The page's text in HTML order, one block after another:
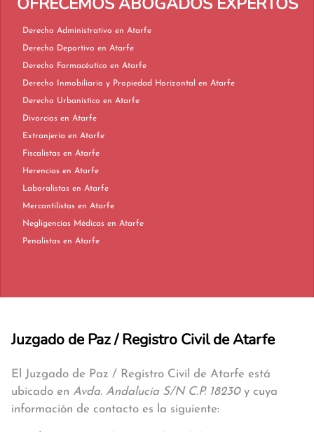
Derecho Administrativo en Atarfe
Derecho Deportivo en Atarfe
Derecho Farmacéutico en Atarfe
Derecho Inmobiliario y Propiedad Horizontal en Atarfe
Derecho Urbanístico en Atarfe
Divorcios en Atarfe
Extranjería en Atarfe
Fiscalistas en Atarfe
Herencias en Atarfe
Laboralistas en Atarfe
Mercantilistas en Atarfe
Negligencias Médicas en Atarfe
Penalistas en Atarfe
Juzgado de Paz / Registro Civil de Atarfe
El Juzgado de Paz / Registro Civil de Atarfe está
ubicado en Avda. Andalucia S/N C.P. 18230y cuya
información de contacto es la siguiente: